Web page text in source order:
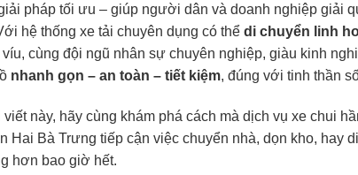
pháp tối ưu – giúp người dân và doanh nghiệp giải
hệ thống xe tải chuyên dụng có thể di chuyển linh
cùng đội ngũ nhân sự chuyên nghiệp, giàu kinh
nhanh gọn – an toàn – tiết kiệm, đúng với tinh thần
viết này, hãy cùng khám phá cách mà dịch vụ xe chui
Hai Bà Trưng tiếp cận việc chuyển nhà, dọn kho, hay
hơn bao giờ hết.